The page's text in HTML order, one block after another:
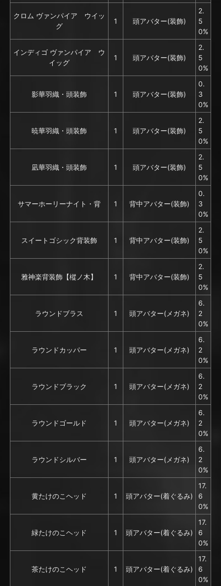
クロム ヴァンパイア ウイッ
グ
1 頭アバター(装飾)
2.
5
0%
インディゴ ヴァンパイア ウ
イッグ
1 頭アバター(装飾)
2.
5
0%
影華羽織・頭装飾 1 頭アバター(装飾)
0.
3
0%
暁華羽織・頭装飾 1 頭アバター(装飾)
2.
5
0%
凪華羽織・頭装飾 1 頭アバター(装飾)
2.
5
0%
サマーホーリーナイト・背 1 背中アバター(装飾)
0.
3
0%
スイートゴシック背装飾 1 背中アバター(装飾)
2.
5
0%
雅神楽背装飾【樅ノ木】 1 背中アバター(装飾)
2.
5
0%
ラウンドブラス 1 頭アバター(メガネ)
6.
2
0%
ラウンドカッパー 1 頭アバター(メガネ)
6.
2
0%
ラウンドブラック 1 頭アバター(メガネ)
6.
2
0%
ラウンドゴールド 1 頭アバター(メガネ)
6.
2
0%
ラウンドシルバー 1 頭アバター(メガネ)
6.
2
0%
黄たけのこヘッド 1 頭アバター(着ぐるみ)
17.
6
0%
緑たけのこヘッド 1 頭アバター(着ぐるみ)
17.
6
0%
茶たけのこヘッド 1 頭アバター(着ぐるみ)
17.
6
0%